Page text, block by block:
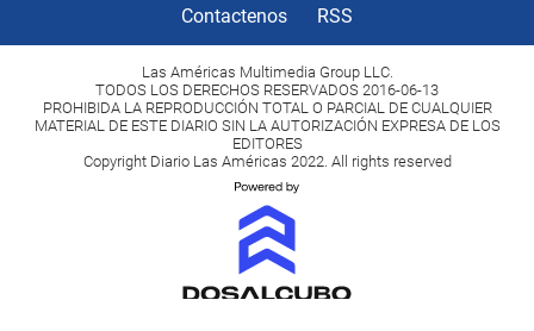
Contactenos RSS
Las Américas Multimedia Group LLC.
TODOS LOS DERECHOS RESERVADOS 2016-06-13
PROHIBIDA LA REPRODUCCIÓN TOTAL O PARCIAL DE CUALQUIER
MATERIAL DE ESTE DIARIO SIN LA AUTORIZACIÓN EXPRESA DE LOS
EDITORES
Copyright Diario Las Américas 2022. All rights reserved